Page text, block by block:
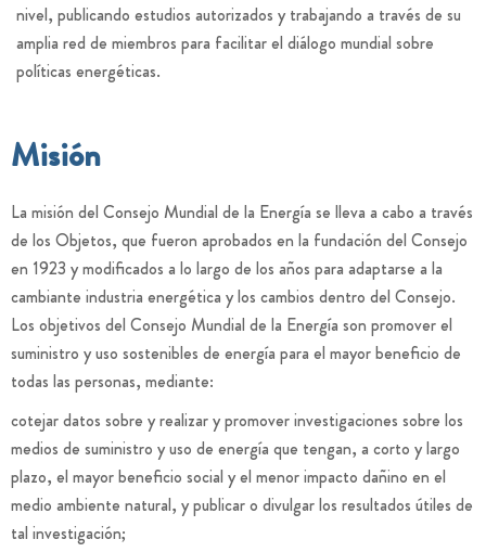
nivel, publicando estudios autorizados y trabajando a través de su
amplia red de miembros para facilitar el diálogo mundial sobre
políticas energéticas.
Misión
La misión del Consejo Mundial de la Energía se lleva a cabo a través
de los Objetos, que fueron aprobados en la fundación del Consejo
en 1923 y modificados a lo largo de los años para adaptarse a la
cambiante industria energética y los cambios dentro del Consejo.
Los objetivos del Consejo Mundial de la Energía son promover el
suministro y uso sostenibles de energía para el mayor beneficio de
todas las personas, mediante:
cotejar datos sobre y realizar y promover investigaciones sobre los
medios de suministro y uso de energía que tengan, a corto y largo
plazo, el mayor beneficio social y el menor impacto dañino en el
medio ambiente natural, y publicar o divulgar los resultados útiles de
tal investigación;